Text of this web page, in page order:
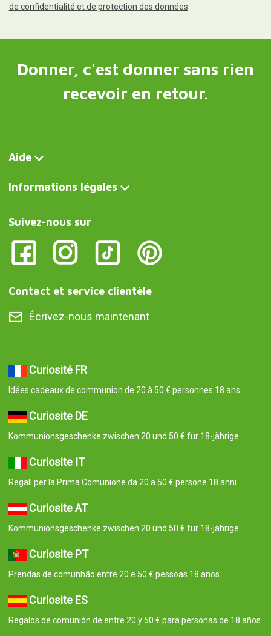
de confidentialité et de protection des données
Donner, c'est donner sans rien
recevoir en retour.
Aide
Informations légales
Suivez-nous sur
Contact et service clientèle
Écrivez-nous maintenant
Curiosité FR
Idées cadeaux de communion de 20 à 50 € personnes 18 ans
Curiosite DE
Kommunionsgeschenke zwischen 20 und 50 € für 18-jährige
Curiosite IT
Regali per la Prima Comunione da 20 a 50 € persone 18 anni
Curiosite AT
Kommunionsgeschenke zwischen 20 und 50 € für 18-jährige
Curiosite PT
Prendas de comunhão entre 20 e 50 € pessoas 18 anos
Curiosite ES
Regalos de comunión de entre 20 y 50 € para personas de 18 años